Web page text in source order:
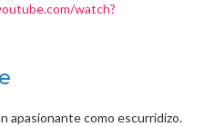
watch?
apasionante como escurridizo.